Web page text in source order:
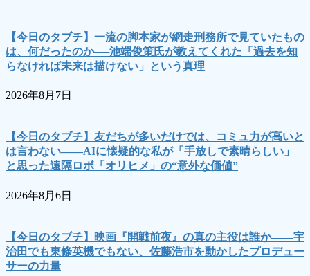
送
り
【今日のタブチ】一流の脚本家が網走刑務所で見ていたもの
は、何だったのか──池端俊策氏が教えてくれた「過去を知
らなければ未来は描けない」という真理
2026年8月7日
【今日のタブチ】友だちが多いだけでは、コミュ力が高いと
は言わない――AIに懐疑的な私が「手放しで素晴らしい」
と思った遠隔ロボ「オリヒメ」の“意外な価値”
2026年8月6日
【今日のタブチ】映画『開戦前夜』の真の主役は誰か――宇
治田でも東條英機でもない、佐藤浩市を動かしたプロデュー
サーの力量